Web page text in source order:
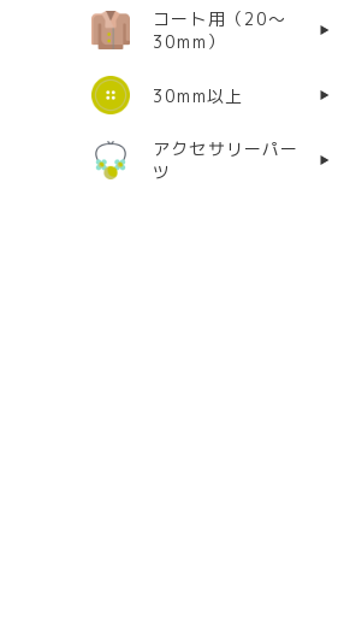
コート用（20〜
30mm）
30mm以上
アクセサリーパー
ツ